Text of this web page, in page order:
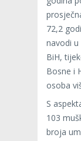
72,2
navodi
BiH,
Bosne i
osoba
S
103
broja